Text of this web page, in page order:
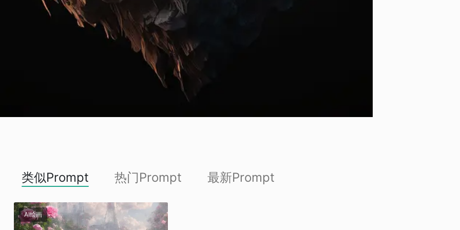
类似Prompt 热门Prompt 最新Prompt
AI绘画